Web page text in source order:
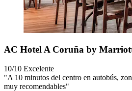
AC Hotel A Coruña by
10/10 Excelente
"A 10 minutos del centro en autobús,
muy recomendables"